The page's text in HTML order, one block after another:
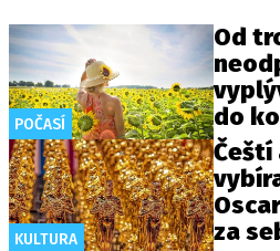
POČASÍ
Od
do
KULTURA
Čeští
za